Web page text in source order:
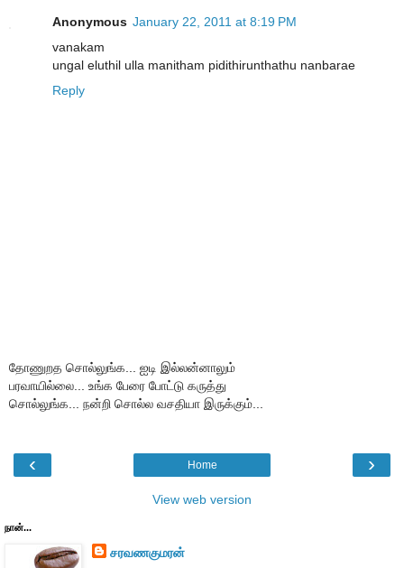
Anonymous January 22, 2011 at 8:19 PM
vanakam
ungal eluthil ulla manitham pidithirunthathu nanbarae
Reply
தோணுறத சொல்லுங்க... ஐடி இல்லன்னாலும்
பரவாயில்லை... உங்க பேரை போட்டு கருத்து
சொல்லுங்க... நன்றி சொல்ல வசதியா இருக்கும்...
‹ ›
Home
View web version
நான்...
சரவணகுமரன்